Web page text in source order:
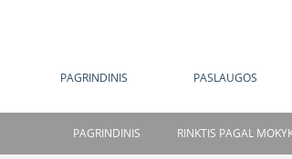
PAGRINDINIS PASLAUGOS
PAGRINDINIS RINKTIS PAGAL